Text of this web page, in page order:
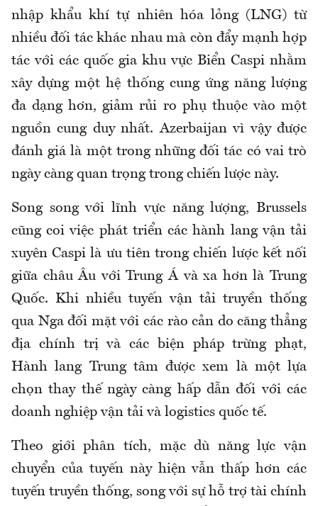
nhập khẩu khí tự nhiên hóa lỏng (LNG) từ
nhiều đối tác khác nhau mà còn đẩy mạnh hợp
tác với các quốc gia khu vực Biển Caspi nhằm
xây dựng một hệ thống cung ứng năng lượng
đa dạng hơn, giảm rủi ro phụ thuộc vào một
nguồn cung duy nhất. Azerbaijan vì vậy được
đánh giá là một trong những đối tác có vai trò
ngày càng quan trọng trong chiến lược này.
Song song với lĩnh vực năng lượng, Brussels
cũng coi việc phát triển các hành lang vận tải
xuyên Caspi là ưu tiên trong chiến lược kết nối
giữa châu Âu với Trung Á và xa hơn là Trung
Quốc. Khi nhiều tuyến vận tải truyền thống
qua Nga đối mặt với các rào cản do căng thẳng
địa chính trị và các biện pháp trừng phạt,
Hành lang Trung tâm được xem là một lựa
chọn thay thế ngày càng hấp dẫn đối với các
doanh nghiệp vận tải và logistics quốc tế.
Theo giới phân tích, mặc dù năng lực vận
chuyển của tuyến này hiện vẫn thấp hơn các
tuyến truyền thống, song với sự hỗ trợ tài chính